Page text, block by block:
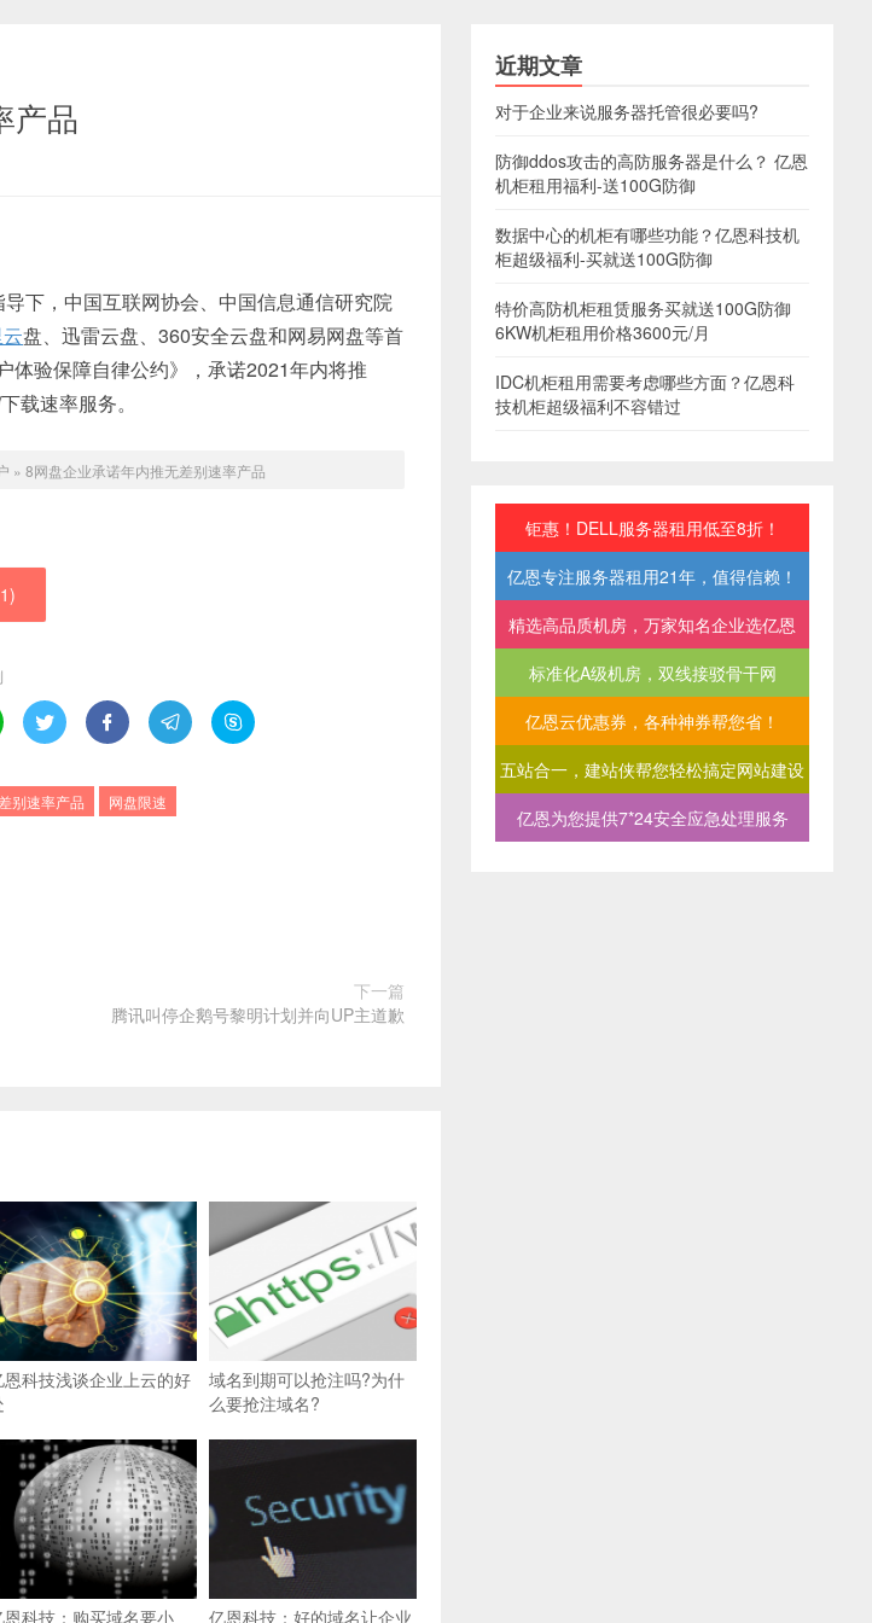
产品
下，中国互联网协会、中国信息通信研究院
盘、迅雷云盘、360安全云盘和网易网盘等首
体验保障自律公约》，承诺2021年内将推
载速率服务。
» 8网盘企业承诺年内推无差别速率产品
1)
   
别速率产品 网盘限速
下一篇
腾讯叫停企鹅号黎明计划并向UP主道歉
恩科技浅谈企业上云的好
域名到期可以抢注吗?为什
么要抢注域名?
恩科技：购买域名要小 亿恩科技：好的域名让企业
近期文章
对于企业来说服务器托管很必要吗?
防御ddos攻击的高防服务器是什么？ 亿恩
机柜租用福利-送100G防御
数据中心的机柜有哪些功能？亿恩科技机
柜超级福利-买就送100G防御
特价高防机柜租赁服务买就送100G防御
6KW机柜租用价格3600元/月
IDC机柜租用需要考虑哪些方面？亿恩科
技机柜超级福利不容错过
钜惠！DELL服务器租用低至8折！
亿恩专注服务器租用21年，值得信赖！
精选高品质机房，万家知名企业选亿恩
标准化A级机房，双线接驳骨干网
亿恩云优惠券，各种神券帮您省！
五站合一，建站侠帮您轻松搞定网站建设
亿恩为您提供7*24安全应急处理服务